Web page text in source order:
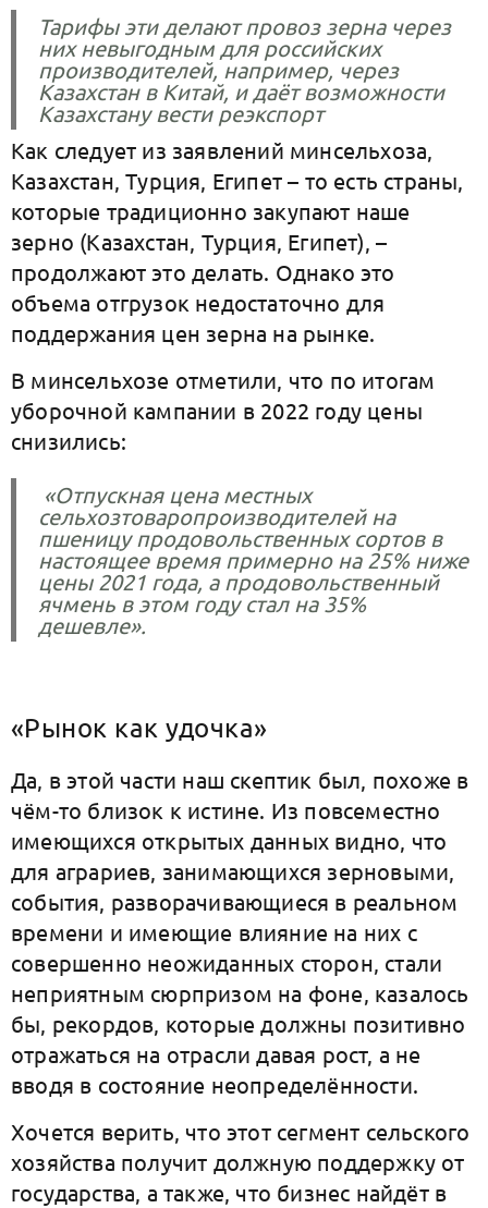
Тарифы эти делают провоз зерна через
них невыгодным для российских
производителей, например, через
Казахстан в Китай, и даёт возможности
Казахстану вести реэкспорт
Как следует из заявлений минсельхоза,
Казахстан, Турция, Египет – то есть страны,
которые традиционно закупают наше
зерно (Казахстан, Турция, Египет), –
продолжают это делать. Однако это
объема отгрузок недостаточно для
поддержания цен зерна на рынке.
В минсельхозе отметили, что по итогам
уборочной кампании в 2022 году цены
снизились:
«Отпускная цена местных
сельхозтоваропроизводителей на
пшеницу продовольственных сортов в
настоящее время примерно на 25% ниже
цены 2021 года, а продовольственный
ячмень в этом году стал на 35%
дешевле».
«Рынок как удочка»
Да, в этой части наш скептик был, похоже в
чём-то близок к истине. Из повсеместно
имеющихся открытых данных видно, что
для аграриев, занимающихся зерновыми,
события, разворачивающиеся в реальном
времени и имеющие влияние на них с
совершенно неожиданных сторон, стали
неприятным сюрпризом на фоне, казалось
бы, рекордов, которые должны позитивно
отражаться на отрасли давая рост, а не
вводя в состояние неопределённости.
Хочется верить, что этот сегмент сельского
хозяйства получит должную поддержку от
государства, а также, что бизнес найдёт в